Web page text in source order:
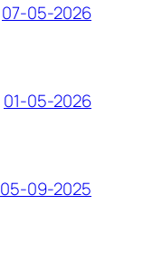
07-05-2026
01-05-2026
05-09-2025